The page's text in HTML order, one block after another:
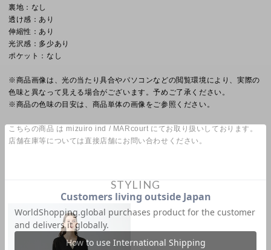
裏地：なし
透け感：あり
伸縮性：あり
光沢感：多少あり
ポケット：なし
※商品画像は、光の当たり具合やパソコンなどの閲覧環境により、実際の
色味と異なって見える場合がございます。予めご了承ください。
※商品の色味の目安は、商品単体の画像をご参照ください。
こちらの商品 は mizuiro ind / MARcourt にてお取り扱いしております。
店舗在庫等については直接店舗にお問い合わせください。
STYLING